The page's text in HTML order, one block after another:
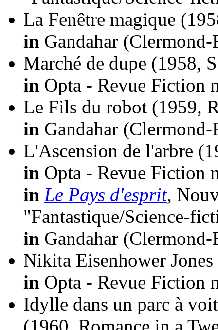
La Fenêtre magique
in Gandahar
Marché de dupe (1958,
in Opta - Revue Fiction
Le Fils du robot (1959,
in Gandahar
L'Ascension de l'arbre
in Opta - Revue Fiction
in Le Pays d'esprit,
"Fantastique/Science-
in Gandahar
Nikita Eisenhower Jones
in Opta - Revue Fiction
Idylle dans un parc à